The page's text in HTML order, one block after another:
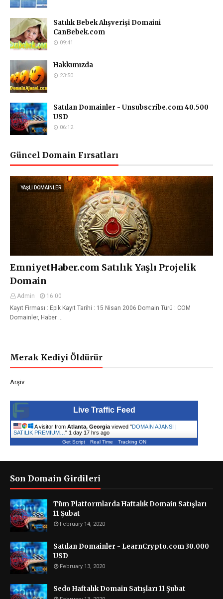
Satılık Bebek Alışverişi Domaini
CanBebek.com
09:41
Hakkımızda
23:50
Satılan Domainler - Unsubscribe.com 40.500
USD
06:12
Güncel Domain Fırsatları
YAŞLI DOMAINLER
EmniyetHaber.com Satılık Yaşlı Projelik
Domain
Admin
16:00
Kayıt Firması : Epik Kayıt Tarihi : 15 Nisan 2006 Domain Türü : COM
Domainler, Haber …
Merak Kediyi Öldürür
Arşiv
Live Traffic Feed
A visitor from Atlanta, Georgiaviewed "DOMAİN AJANSI |
SATILIK PREMIUM…" 1 day 17 hrs ago
Get Script Real Time Tracking ON
Son Domain Girdileri
Tüm Platformlarda Haftalık Domain Satışları
11 Şubat
February 14, 2020
Satılan Domainler - LearnCrypto.com 30.000
USD
February 13, 2020
Sedo Haftalık Domain Satışları 11 Şubat